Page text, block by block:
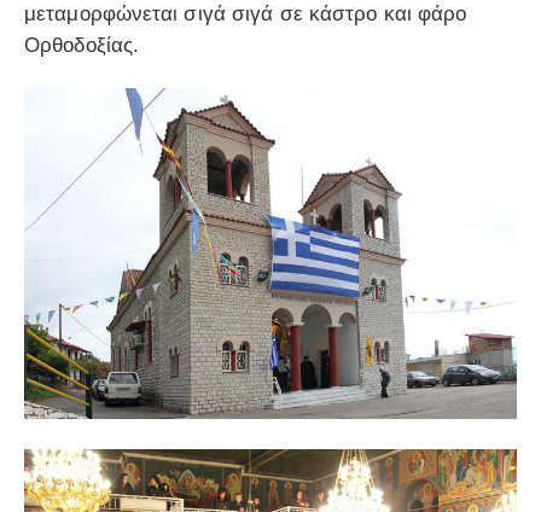
μεταμορφώνεται σιγά σιγά σε κάστρο και φάρο
Ορθοδοξίας.